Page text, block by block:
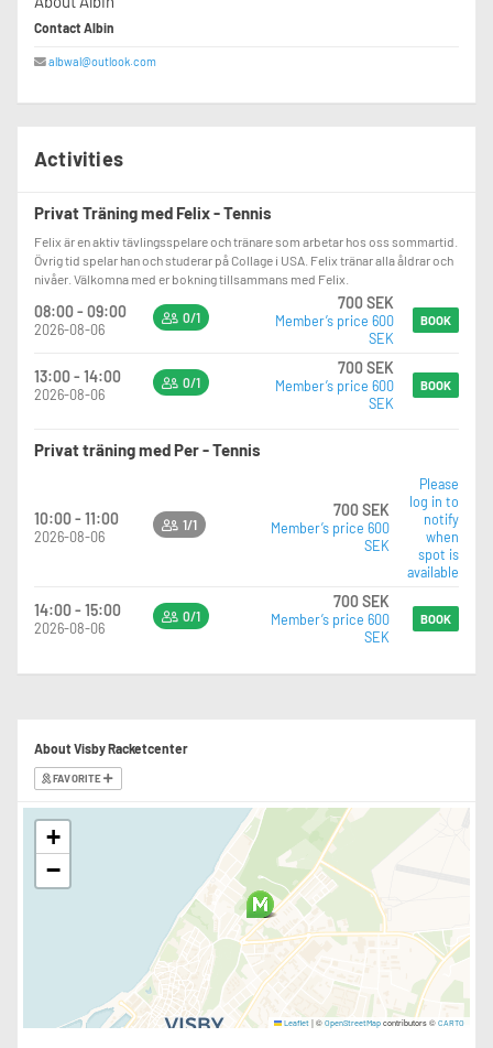
Contact Albin
albwal@outlook.com
Activities
Privat Träning med Felix - Tennis
Felix är en aktiv tävlingsspelare och tränare som arbetar hos oss sommartid.
Övrig tid spelar han och studerar på Collage i USA. Felix tränar alla åldrar och
nivåer. Välkomna med er bokning tillsammans med Felix.
08:00 - 09:00
2026-08-06
0/1
700 SEK
Member’s price 600
SEK
BOOK
13:00 - 14:00
2026-08-06
0/1
700 SEK
Member’s price 600
SEK
BOOK
Privat träning med Per - Tennis
10:00 - 11:00
2026-08-06
1/1
700 SEK
Member’s price 600
SEK
Please
log in to
notify
when
spot is
available
14:00 - 15:00
2026-08-06
0/1
700 SEK
Member’s price 600
SEK
BOOK
About Visby Racketcenter
FAVORITE
+
−
Leaflet |© OpenStreetMap contributors © CARTO